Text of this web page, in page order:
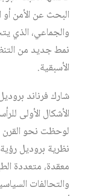
البحث عن الأمن
والجماعي، الذي
نمط جديد من
الأسبقية.
شارك فرناند
الأشكال الأولى
لوحظت نحو القرن
نظرية بروديل
معقدة، متعددة
والتحالفات